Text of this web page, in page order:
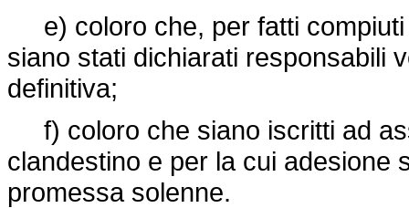
e) coloro che, per fatti compiuti
siano stati dichiarati responsabili
definitiva;
f) coloro che siano iscritti ad
clandestino e per la cui adesione
promessa solenne.